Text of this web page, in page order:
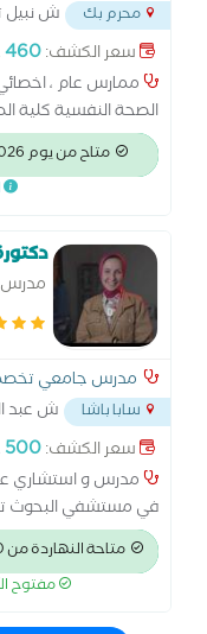
محرم بك
ش نبيل
مصر محرم بك...
سعر الكشف:460
ممارس عام ،
الصحة النفسية كلية
دبلومة في العلاج
متاح من يوم 2026-08-12
مدرس
الثدي
مدرس جامعي
سابا باشا ش عبد
سعر الكشف:500
مدرس و استشاري
في مستشفي البحوث
من 15 سنه تم
استاذ مساعد
متاحة النهاردة من 12:00 مساءً
مفتوح